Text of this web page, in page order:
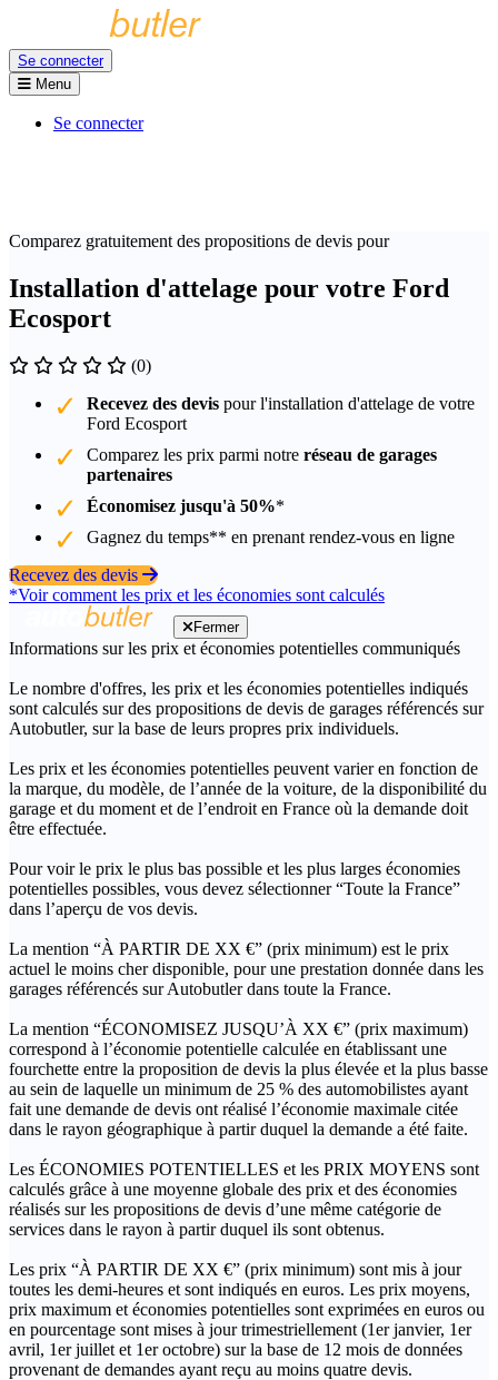
Se connecter
Menu
Se connecter
Comparez gratuitement des propositions de devis pour
Installation d'attelage pour votre Ford
Ecosport
(0)
Recevez des devis pour l'installation d'attelage de votre
Ford Ecosport
Comparez les prix parmi notre réseau de garages
partenaires
Économisez jusqu'à 50%*
Gagnez du temps** en prenant rendez-vous en ligne
Recevez des devis
*Voir comment les prix et les économies sont calculés
Fermer
Informations sur les prix et économies potentielles communiqués
Le nombre d'offres, les prix et les économies potentielles indiqués
sont calculés sur des propositions de devis de garages référencés sur
Autobutler, sur la base de leurs propres prix individuels.
Les prix et les économies potentielles peuvent varier en fonction de
la marque, du modèle, de l’année de la voiture, de la disponibilité du
garage et du moment et de l’endroit en France où la demande doit
être effectuée.
Pour voir le prix le plus bas possible et les plus larges économies
potentielles possibles, vous devez sélectionner “Toute la France”
dans l’aperçu de vos devis.
La mention “À PARTIR DE XX €” (prix minimum) est le prix
actuel le moins cher disponible, pour une prestation donnée dans les
garages référencés sur Autobutler dans toute la France.
La mention “ÉCONOMISEZ JUSQU’À XX €” (prix maximum)
correspond à l’économie potentielle calculée en établissant une
fourchette entre la proposition de devis la plus élevée et la plus basse
au sein de laquelle un minimum de 25 % des automobilistes ayant
fait une demande de devis ont réalisé l’économie maximale citée
dans le rayon géographique à partir duquel la demande a été faite.
Les ÉCONOMIES POTENTIELLES et les PRIX MOYENS sont
calculés grâce à une moyenne globale des prix et des économies
réalisés sur les propositions de devis d’une même catégorie de
services dans le rayon à partir duquel ils sont obtenus.
Les prix “À PARTIR DE XX €” (prix minimum) sont mis à jour
toutes les demi-heures et sont indiqués en euros. Les prix moyens,
prix maximum et économies potentielles sont exprimées en euros ou
en pourcentage sont mises à jour trimestriellement (1er janvier, 1er
avril, 1er juillet et 1er octobre) sur la base de 12 mois de données
provenant de demandes ayant reçu au moins quatre devis.